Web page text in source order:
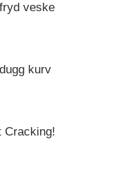
veske
kurv
Cracking!